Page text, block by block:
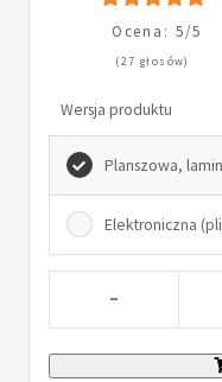
Ocena: 5/5
(27 głosów)
Wersja produktu
Planszowa,
Elektroniczna
-